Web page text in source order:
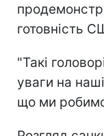
готовність
"Такі
уваги на
що ми